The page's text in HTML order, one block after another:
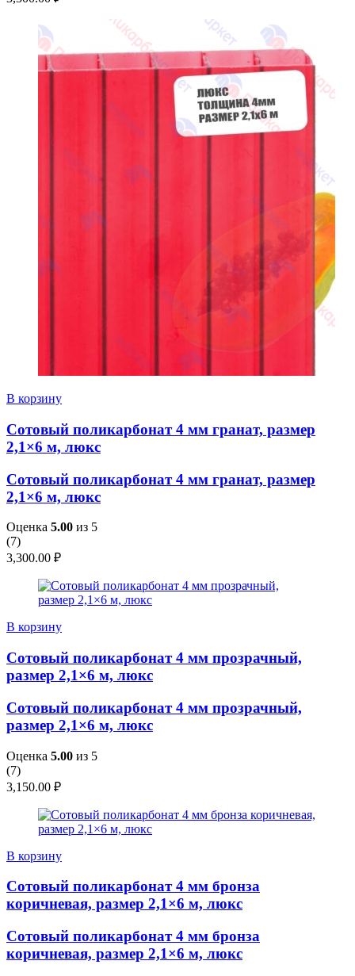
В корзину
Сотовый поликарбонат 4 мм гранат, размер
2,1×6 м, люкс
Сотовый поликарбонат 4 мм гранат, размер
2,1×6 м, люкс
Оценка 5.00 из 5
(7)
3,300.00 ₽
В корзину
Сотовый поликарбонат 4 мм прозрачный,
размер 2,1×6 м, люкс
Сотовый поликарбонат 4 мм прозрачный,
размер 2,1×6 м, люкс
Оценка 5.00 из 5
(7)
3,150.00 ₽
В корзину
Сотовый поликарбонат 4 мм бронза
коричневая, размер 2,1×6 м, люкс
Сотовый поликарбонат 4 мм бронза
коричневая, размер 2,1×6 м, люкс